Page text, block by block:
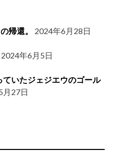
帰還。 2024年6月28日
2024年6月5日
ていたジェジエウのゴール
月27日